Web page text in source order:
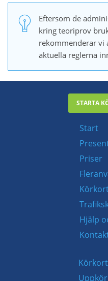
Eftersom de
kring teoriprov
rekommenderar vi
aktuella reglerna
STARTA
Start
Priser
Hjälp